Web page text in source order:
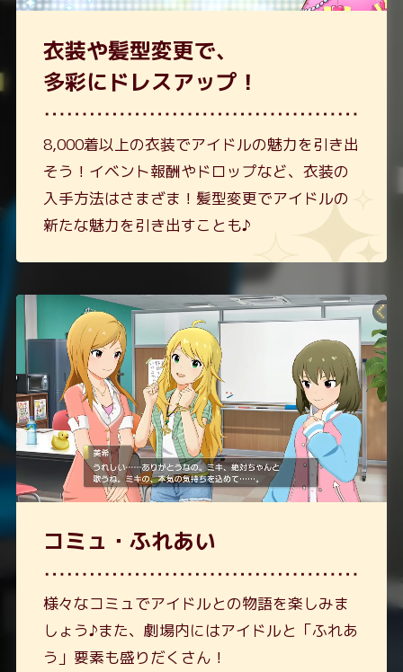
衣装や髪型変更で、
多彩にドレスアップ！
8,000着以上の衣装でアイドルの魅力を引き出
そう！ イベント報酬やドロップなど、衣装の
入手方法はさまざま！ 髪型変更でアイドルの
新たな魅力を引き出すことも♪
コミュ・ふれあい
様々なコミュでアイドルとの物語を楽しみま
しょう♪また、劇場内にはアイドルと「ふれあ
う」要素も盛りだくさん！